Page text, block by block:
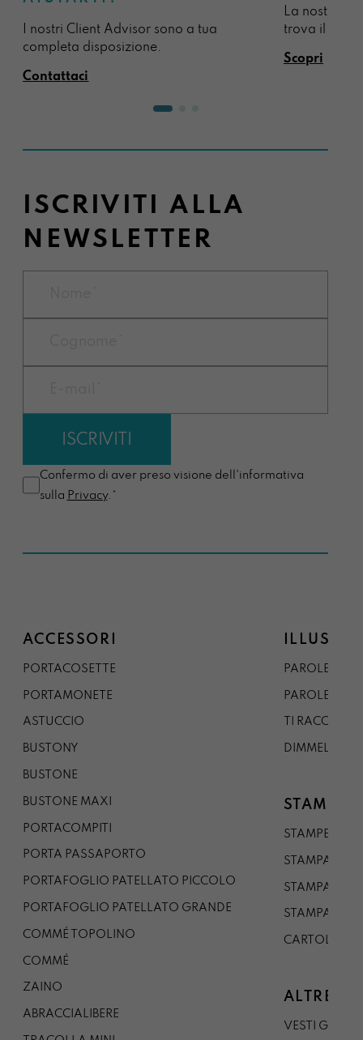
I nostri Client Advisor sono a tua
completa disposizione.
Contattaci
La nostra
trova il
Scopri
ISCRIVITI ALLA
NEWSLETTER
Confermo di aver preso visione dell'informativa
sulla Privacy.*
ACCESSORI
PORTACOSETTE
PORTAMONETE
ASTUCCIO
BUSTONY
BUSTONE
BUSTONE MAXI
PORTACOMPITI
PORTA PASSAPORTO
PORTAFOGLIO PATELLATO PICCOLO
PORTAFOGLIO PATELLATO GRANDE
COMMÉ TOPOLINO
COMMÉ
ZAINO
ABRACCIALIBERE
PAROLE DAL
PAROLE DA
TI
DIMMELO
STAMPE
STAMPE A5
STAMPA A3
STAMPA A1
STAMPA A0
CARTOLINA
ALTRE
VESTI